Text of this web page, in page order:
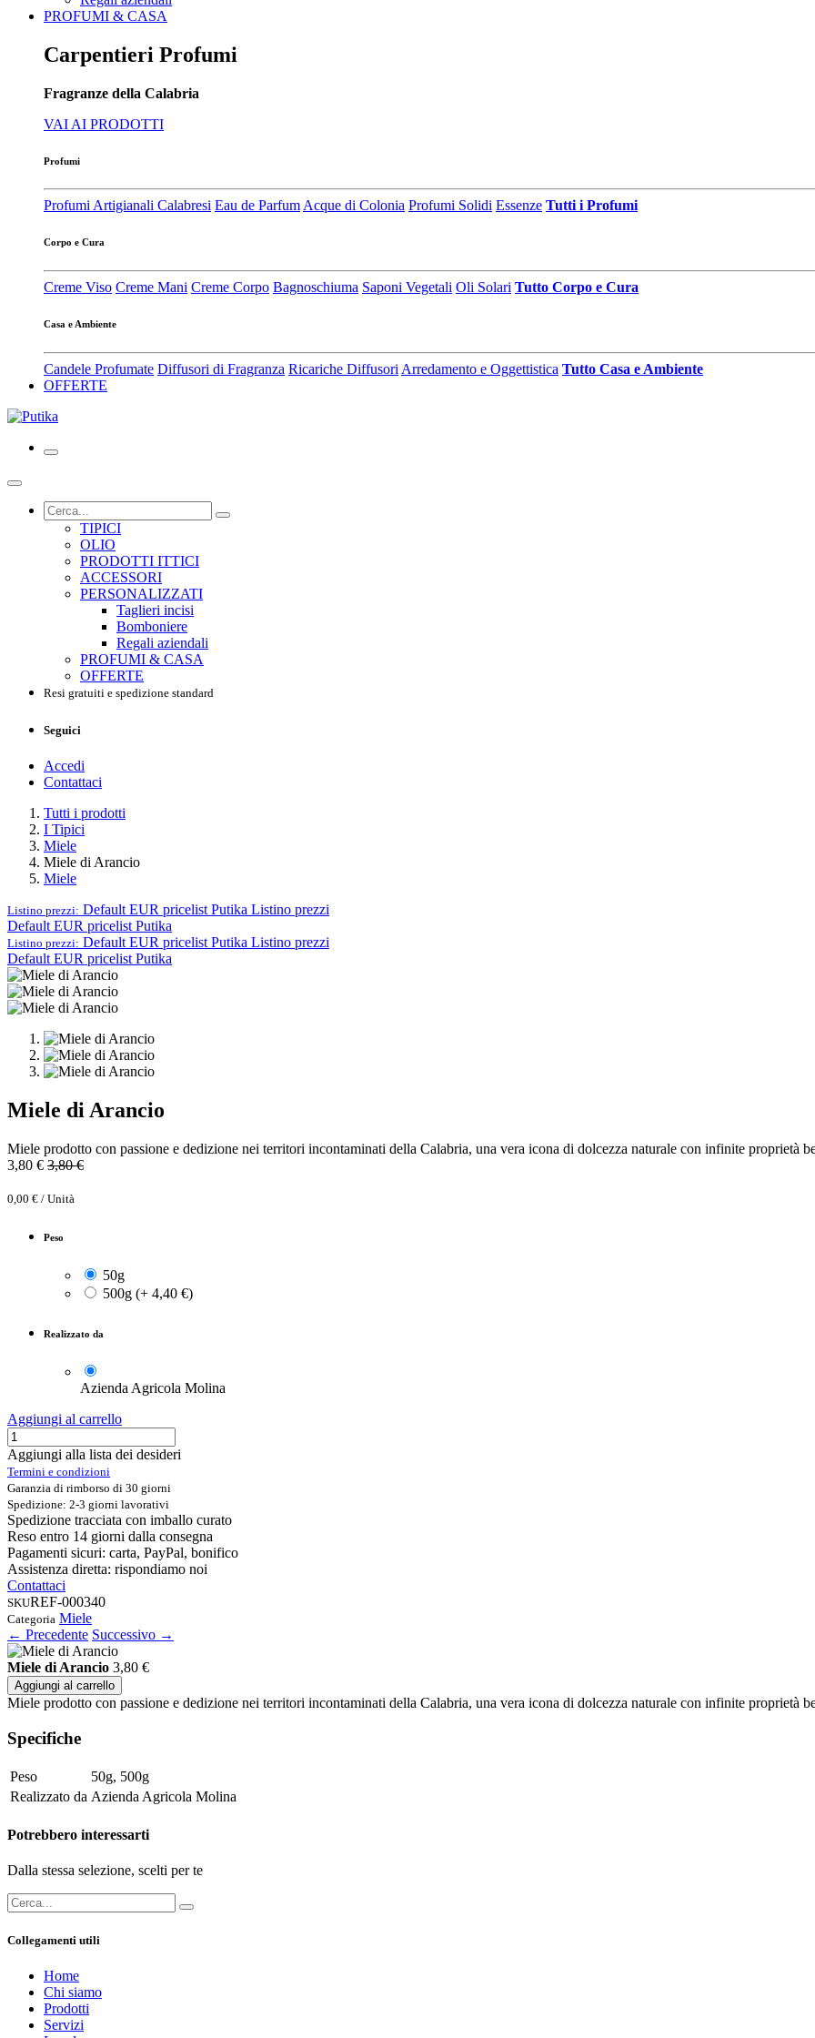
PROFUMI & CASA
Carpentieri Profumi
Fragranze della Calabria
VAI AI PRODOTTI
Profumi
Profumi Artigianali Calabresi Eau de ParfumAcque di Colonia Profumi Solidi Essenze Tutti i Profumi
Corpo e Cura
Creme Viso Creme Mani Creme Corpo Bagnoschiuma Saponi Vegetali Oli Solari Tutto Corpo e Cura
Casa e Ambiente
Candele Profumate Diffusori di Fragranza Ricariche Diffusori Arredamento e Oggettistica Tutto Casa e Ambiente
OFFERTE
TIPICI
OLIO
PRODOTTI ITTICI
ACCESSORI
PERSONALIZZATI
Taglieri incisi
Bomboniere
Regali aziendali
PROFUMI & CASA
OFFERTE
Resi gratuiti e spedizione standard
Seguici
Accedi
Contattaci
Tutti i prodotti
I Tipici
Miele
Miele di Arancio
Miele
Listino prezzi: Default EUR pricelist Putika Listino prezzi
Default EUR pricelist Putika
Listino prezzi: Default EUR pricelist Putika Listino prezzi
Default EUR pricelist Putika
Miele di Arancio
Miele prodotto con passione e dedizione nei territori incontaminati della Calabria, una vera icona di dolcezza naturale con infinite proprietà
3,80 € 3,80€
0,00 € / Unità
Peso
50g
500g (+ 4,40 €)
Realizzato da
Azienda Agricola Molina
Aggiungi al carrello
Aggiungi alla lista dei desideri
Termini e condizioni
Garanzia di rimborso di 30 giorni
Spedizione: 2-3 giorni lavorativi
Spedizione tracciata con imballo curato
Reso entro 14 giorni dalla consegna
Pagamenti sicuri: carta, PayPal, bonifico
Assistenza diretta: rispondiamo noi
Contattaci
SKUREF-000340
Categoria Miele
← Precedente Successivo →
Miele di Arancio 3,80 €
Aggiungi al carrello
Miele prodotto con passione e dedizione nei territori incontaminati della Calabria, una vera icona di dolcezza naturale con infinite proprietà
Specifiche
Peso 50g, 500g
Realizzato da Azienda Agricola Molina
Potrebbero interessarti
Dalla stessa selezione, scelti per te
Collegamenti utili
Home
Chi siamo
Prodotti
Servizi